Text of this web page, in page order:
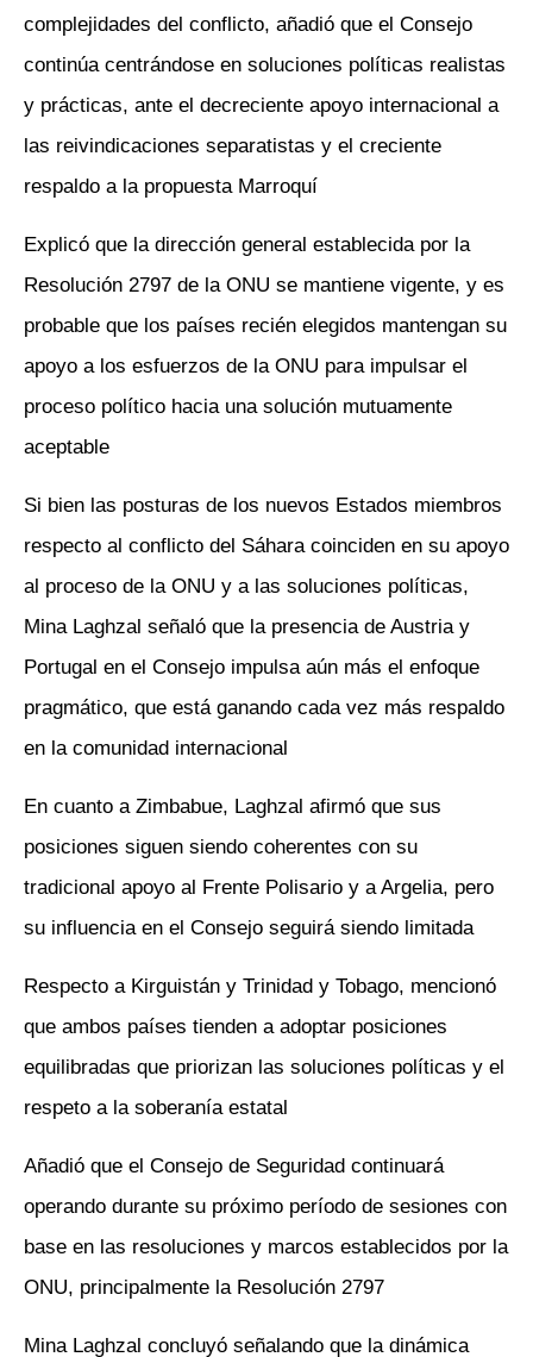
complejidades del conflicto, añadió que el Consejo
continúa centrándose en soluciones políticas realistas
y prácticas, ante el decreciente apoyo internacional a
las reivindicaciones separatistas y el creciente
respaldo a la propuesta Marroquí
Explicó que la dirección general establecida por la
Resolución 2797 de la ONU se mantiene vigente, y es
probable que los países recién elegidos mantengan su
apoyo a los esfuerzos de la ONU para impulsar el
proceso político hacia una solución mutuamente
aceptable
Si bien las posturas de los nuevos Estados miembros
respecto al conflicto del Sáhara coinciden en su apoyo
al proceso de la ONU y a las soluciones políticas,
Mina Laghzal señaló que la presencia de Austria y
Portugal en el Consejo impulsa aún más el enfoque
pragmático, que está ganando cada vez más respaldo
en la comunidad internacional
En cuanto a Zimbabue, Laghzal afirmó que sus
posiciones siguen siendo coherentes con su
tradicional apoyo al Frente Polisario y a Argelia, pero
su influencia en el Consejo seguirá siendo limitada
Respecto a Kirguistán y Trinidad y Tobago, mencionó
que ambos países tienden a adoptar posiciones
equilibradas que priorizan las soluciones políticas y el
respeto a la soberanía estatal
Añadió que el Consejo de Seguridad continuará
operando durante su próximo período de sesiones con
base en las resoluciones y marcos establecidos por la
ONU, principalmente la Resolución 2797
Mina Laghzal concluyó señalando que la dinámica